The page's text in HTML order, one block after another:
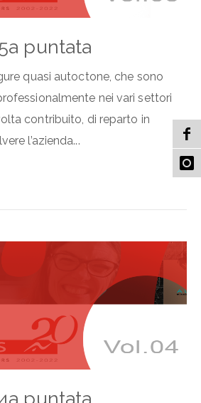
puntata
quasi autoctone, che sono
nei vari settori
contribuito, di reparto in
l’azienda...
puntata